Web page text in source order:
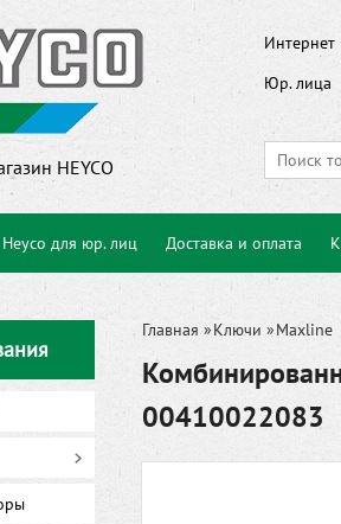
HEYCO
Интернет
Юр. лица
Heyco для юр. лиц Доставка и оплата
Главная »Ключи »Maxline
00410022083